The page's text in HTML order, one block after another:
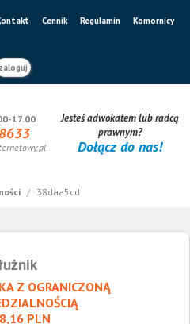
Cennik Regulamin Komornicy
zaloguj
17.00
Jesteś adwokatem lub radcą
prawnym?
Dołącz do nas!
/ 38daa5cd
Z OGRANICZONĄ
PLN